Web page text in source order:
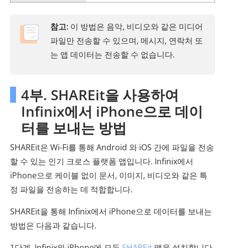
참고: 이 방법은 음악, 비디오와 같은 미디어
파일만 전송할 수 있으며, 메시지, 연락처 또
는 앱 데이터는 전송할 수 없습니다.
4부. SHAREit을 사용하여
Infinix에서 iPhone으로 데이
터를 보내는 방법
SHAREit은 Wi-Fi를 통해 Android 와 iOS 간에 파일을 전송
할 수 있는 인기 크로스 플랫폼 앱입니다. Infinix에서
iPhone으로 케이블 없이 문서, 이미지, 비디오와 같은 특
정 파일을 전송하는 데 적합합니다.
SHAREit을 통해 Infinix에서 iPhone으로 데이터를 보내는
방법은 다음과 같습니다.